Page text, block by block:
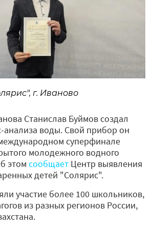
г. Иваново
Станислав Буймов создал
анализа воды. Свой прибор он
суперфинале
молодежного водного
этом сообщает Центр выявления
детей "Солярис".
участие более 100 школьников,
из разных регионов России,